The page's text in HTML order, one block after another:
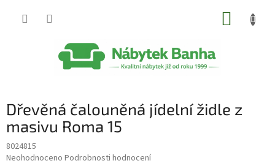
Dřevěná čalouněná jídelní židle z
masivu Roma 15
8024815
Průměrné
Neohodnoceno Podrobnosti hodnocení